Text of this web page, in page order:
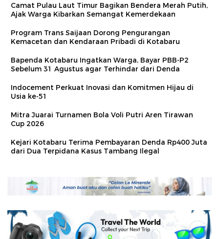
Camat Pulau Laut Timur Bagikan Bendera Merah Putih,
Ajak Warga Kibarkan Semangat Kemerdekaan
Program Trans Saijaan Dorong Pengurangan
Kemacetan dan Kendaraan Pribadi di Kotabaru
Bapenda Kotabaru Ingatkan Warga, Bayar PBB-P2
Sebelum 31 Agustus agar Terhindar dari Denda
Indocement Perkuat Inovasi dan Komitmen Hijau di
Usia ke-51
Mitra Juarai Turnamen Bola Voli Putri Aren Tirawan
Cup 2026
Kejari Kotabaru Terima Pembayaran Denda Rp400 Juta
dari Dua Terpidana Kasus Tambang Ilegal